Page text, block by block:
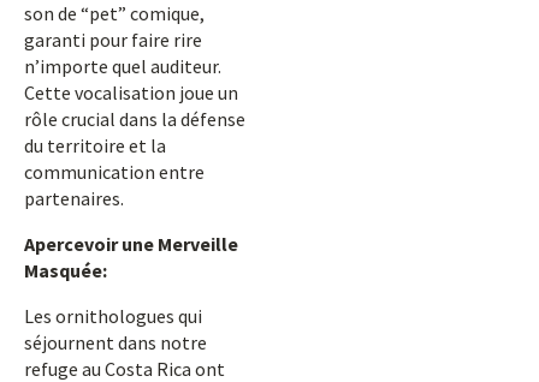
son de “pet” comique,
garanti pour faire rire
n’importe quel auditeur.
Cette vocalisation joue un
rôle crucial dans la défense
du territoire et la
communication entre
partenaires.
Apercevoir une Merveille
Masquée:
Les ornithologues qui
séjournent dans notre
refuge au Costa Rica ont